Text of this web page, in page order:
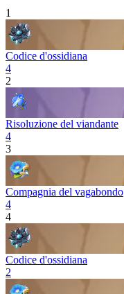
1
Codice d'ossidiana
4
2
Risoluzione del viandante
4
3
Compagnia del vagabondo
4
4
Codice d'ossidiana
2